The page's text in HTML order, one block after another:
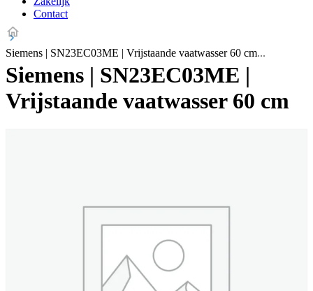
Contact
Siemens | SN23EC03ME | Vrijstaande vaatwasser 60 cm
Siemens | SN23EC03ME |
Vrijstaande vaatwasser 60 cm